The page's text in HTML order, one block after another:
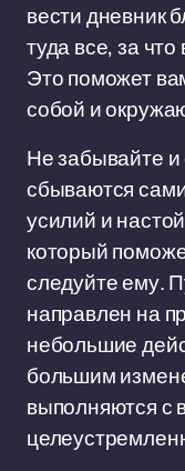
вести дневник
туда все, за
Это поможет
собой и
Не забывайте
сбываются
усилий и
который
следуйте ему.
направлен на
небольшие
большим
выполняются с